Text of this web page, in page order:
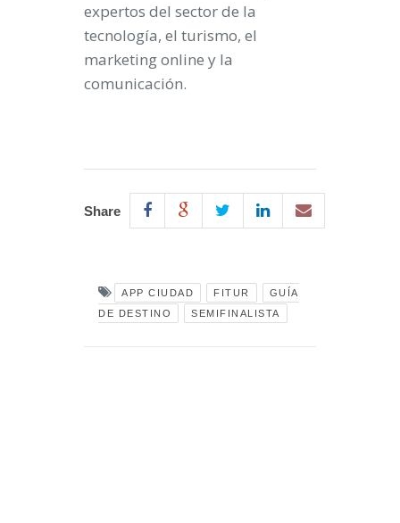
expertos del sector de la
tecnología, el turismo, el
marketing online y la
comunicación.
Share
APP CIUDAD FITUR
GUÍA
DE DESTINO
SEMIFINALISTA